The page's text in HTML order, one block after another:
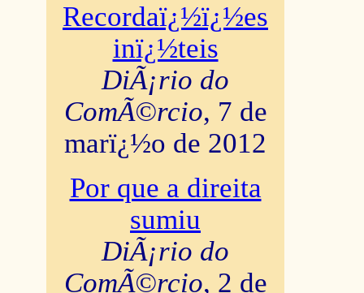
Recordaï¿½ï¿½es
inï¿½teis
DiÃ¡rio do
ComÃ©rcio, 7 de
marï¿½o de 2012
Por que a direita
sumiu
DiÃ¡rio do
ComÃ©rcio, 2 de